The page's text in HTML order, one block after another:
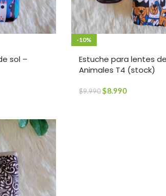
sol –
-10%
Estuche para lentes
Animales T4 (stock)
$9.990$8.990